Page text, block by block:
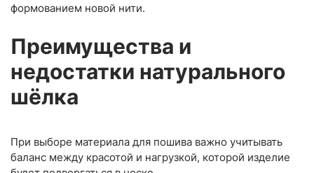
формованием новой нити.
Преимущества и
недостатки натурального
шёлка
При выборе материала для пошива важно учитывать
баланс между красотой и нагрузкой, которой изделие